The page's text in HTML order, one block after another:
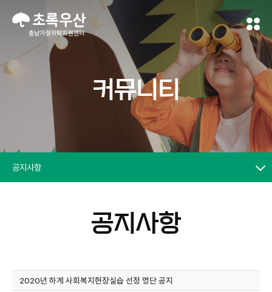
커뮤니티
공지사항
공지사항
2020년 하계 사회복지현장실습 선정 명단 공지